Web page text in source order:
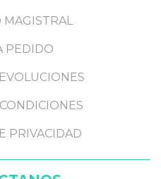
MAGISTRAL
PEDIDO
PRIVACIDAD